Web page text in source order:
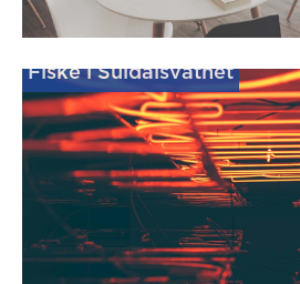
Fiske i Suldalsvatnet